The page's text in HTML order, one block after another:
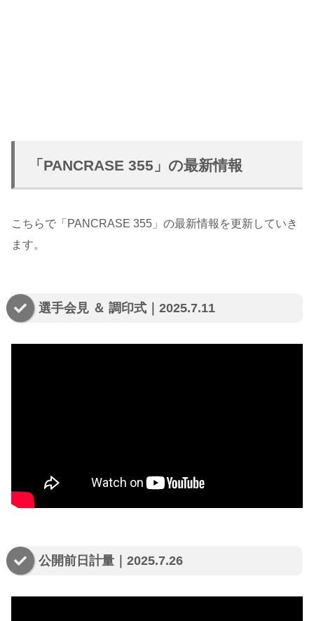
「PANCRASE 355」の最新情報
こちらで「PANCRASE 355」の最新情報を更新していき
ます。
選手会見 ＆ 調印式｜2025.7.11
公開前日計量｜2025.7.26